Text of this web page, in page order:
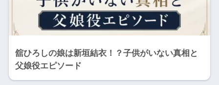
舘ひろしの娘は新垣結衣！？子供がいない真相と
父娘役エピソード